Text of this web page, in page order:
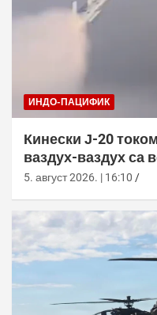
ИНДО-ПАЦИФИК
Кинески Ј-20
ваздух-ваздух са
5. август 2026. | 16:10